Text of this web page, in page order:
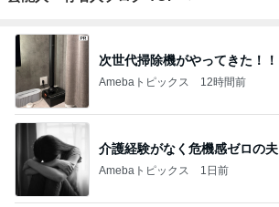
次世代掃除機がやってきた！！
Amebaトピックス 12時間前
介護経験がなく危機感ゼロの夫
Amebaトピックス 1日前